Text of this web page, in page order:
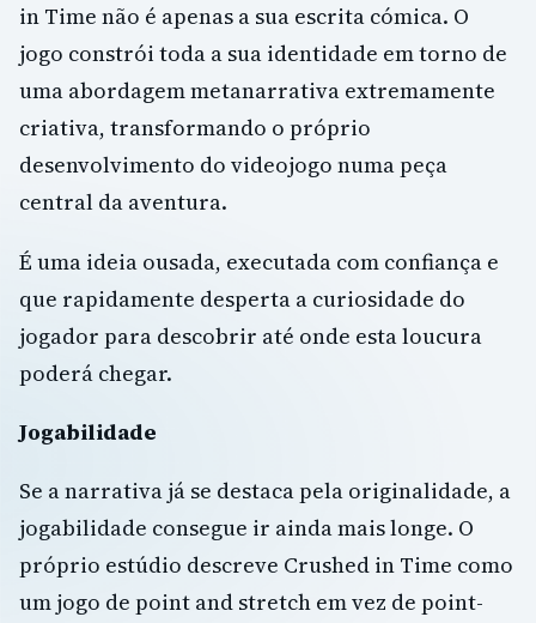
in Time não é apenas a sua escrita cómica. O
jogo constrói toda a sua identidade em torno de
uma abordagem metanarrativa extremamente
criativa, transformando o próprio
desenvolvimento do videojogo numa peça
central da aventura.
É uma ideia ousada, executada com confiança e
que rapidamente desperta a curiosidade do
jogador para descobrir até onde esta loucura
poderá chegar.
Jogabilidade
Se a narrativa já se destaca pela originalidade, a
jogabilidade consegue ir ainda mais longe. O
próprio estúdio descreve Crushed in Time como
um jogo de point and stretch em vez de point-